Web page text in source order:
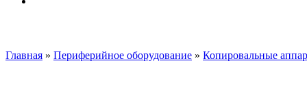
Главная » Периферийное оборудование » Копировальные